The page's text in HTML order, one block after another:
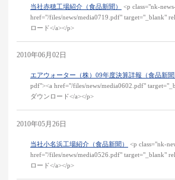
当社赤穂工場紹介（食品新聞）
<p class="nk-
href="/files/news/media0719.pdf" target="_blank"
ロード</a></p>
2010年06月02日
エアウォーター（株）09年度決算詳報（食品新聞
pdf"><a href="/files/news/media0602.pdf"
ダウンロード</a></p>
2010年05月26日
当社小名浜工場紹介（食品新聞）
<p class="nk-
href="/files/news/media0526.pdf" target="_blank"
ロード</a></p>